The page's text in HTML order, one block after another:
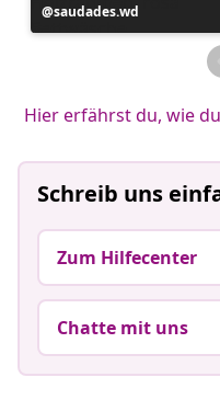
Beitrag
veröffentlicht
saudades.wd
Hier erfährst du, wie
Schreib uns
Zum Hilfecenter
Chatte mit uns